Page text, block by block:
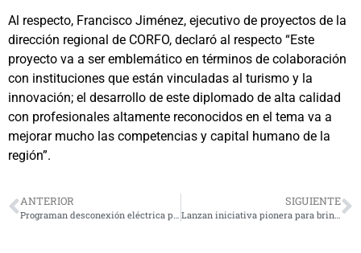
Al respecto, Francisco Jiménez, ejecutivo de proyectos de la
dirección regional de CORFO, declaró al respecto “Este
proyecto va a ser emblemático en términos de colaboración
con instituciones que están vinculadas al turismo y la
innovación; el desarrollo de este diplomado de alta calidad
con profesionales altamente reconocidos en el tema va a
mejorar mucho las competencias y capital humano de la
región”.
ANTERIOR SIGUIENTE